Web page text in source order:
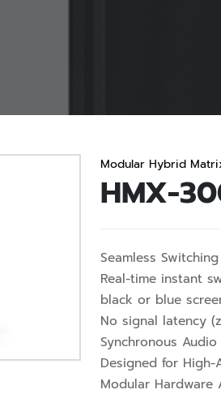
Modular Hybrid
HMX-
Seamless Switching
Real-time instant
black or blue
No signal latency
Synchronous
Designed for
Modular Hardware